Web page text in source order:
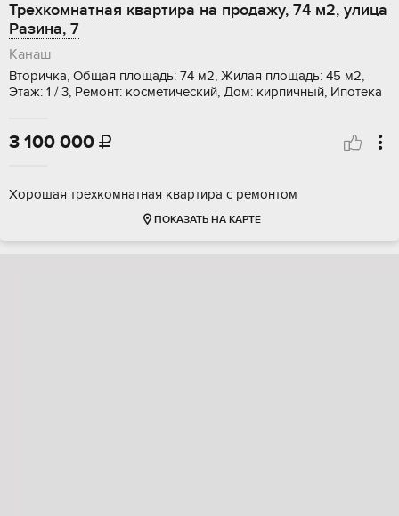
Трехкомнатная квартира на продажу, 74 м2, улица
Разина, 7
Канаш
Вторичка, Общая площадь: 74 м2, Жилая площадь: 45 м2,
Этаж: 1 / 3, Ремонт: косметический, Дом: кирпичный, Ипотека
3 100 000 
Хорошая трехкомнатная квартира с ремонтом
ПОКАЗАТЬ НА КАРТЕ